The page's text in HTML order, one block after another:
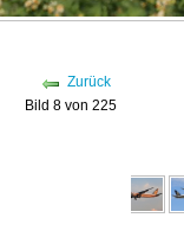
Zurück
Bild 8 von 225